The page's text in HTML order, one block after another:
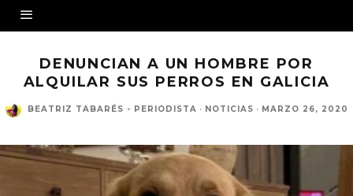
DENUNCIAN A UN HOMBRE POR
ALQUILAR SUS PERROS EN GALICIA
BEATRIZ TABARÉS - PERIODISTA · NOTICIAS · MARZO 26, 2020